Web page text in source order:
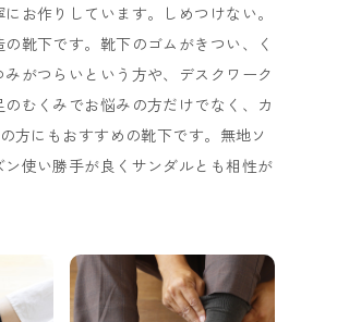
お作りしています。しめつけない。
靴下です。靴下のゴムがきつい、く
がつらいという方や、デスクワーク
むくみでお悩みの方だけでなく、カ
方にもおすすめの靴下です。無地ソ
ン使い勝手が良くサンダルとも相性が